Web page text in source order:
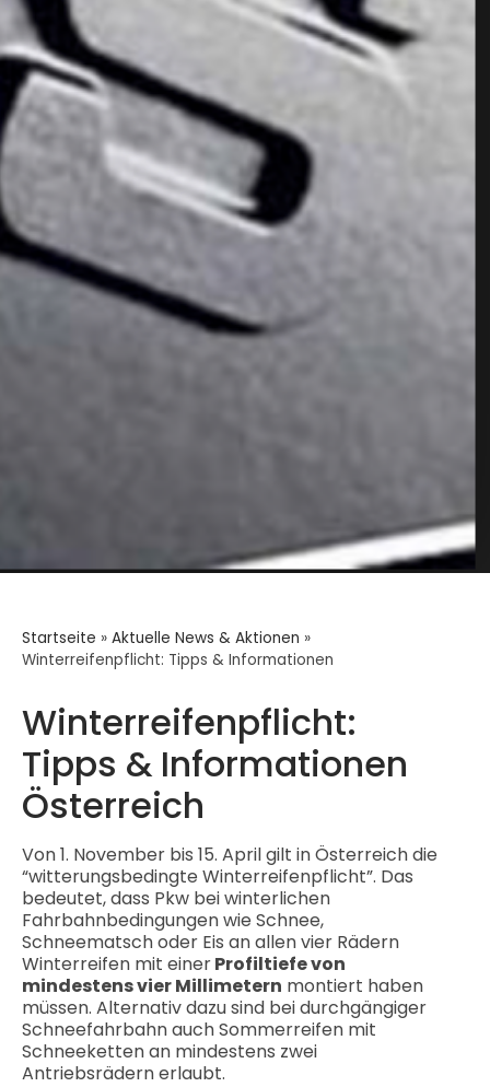
Startseite » Aktuelle News & Aktionen »
Winterreifenpflicht: Tipps & Informationen
Winterreifenpflicht:
Tipps & Informationen
Österreich
Von 1. November bis 15. April gilt in Österreich die
“witterungsbedingte Winterreifenpflicht”. Das
bedeutet, dass Pkw bei winterlichen
Fahrbahnbedingungen wie Schnee,
Schneematsch oder Eis an allen vier Rädern
Winterreifen mit einerProfiltiefe von
mindestens vier Millimetern montiert haben
müssen. Alternativ dazu sind bei durchgängiger
Schneefahrbahn auch Sommerreifen mit
Schneeketten an mindestens zwei
Antriebsrädern erlaubt.